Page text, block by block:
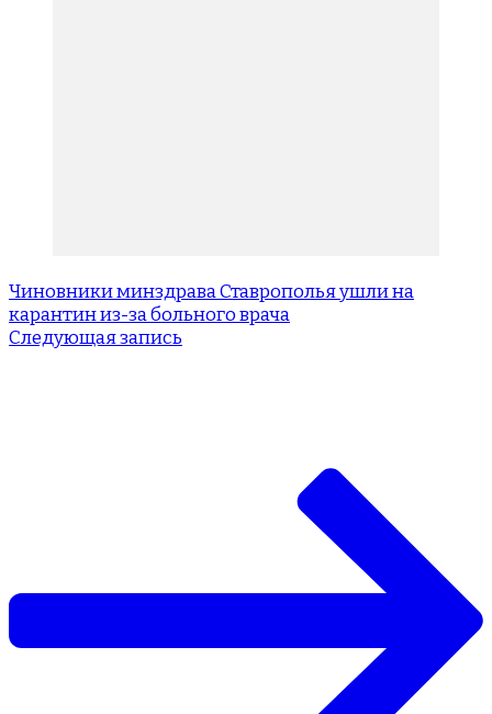
Чиновники минздрава Ставрополья ушли на
карантин из-за больного врача
Следующая запись